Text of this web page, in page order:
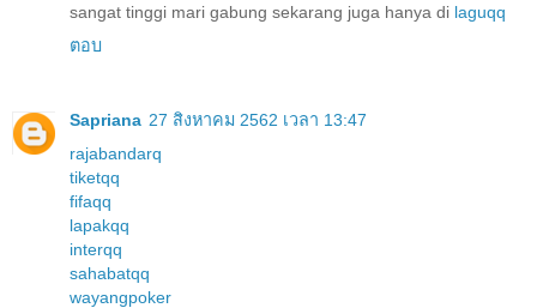
sangat tinggi mari gabung sekarang juga hanya di laguqq
ตอบ
Sapriana 27 สิงหาคม 2562 เวลา 13:47
rajabandarq
tiketqq
fifaqq
lapakqq
interqq
sahabatqq
wayangpoker